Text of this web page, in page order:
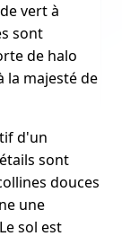
vert à
sont
de halo
la majesté de
d'un
sont
douces
une
sol est